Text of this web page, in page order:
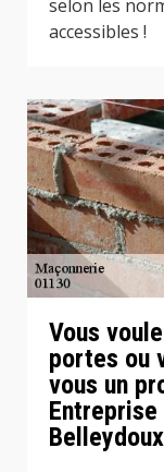
selon les
accessibles !
Vous
portes ou
vous un